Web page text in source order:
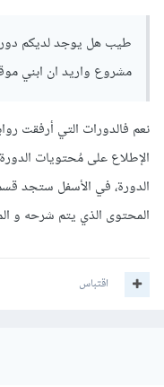
مشروع واريد ان ابني
الإطلاع على مُحتويات
الدورة، في الأسفل ستجد
المحتوى الذي يتم شرحه و
اقتباس